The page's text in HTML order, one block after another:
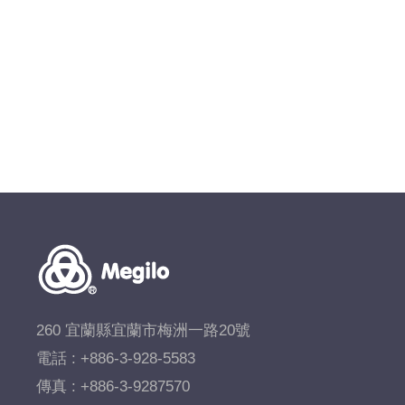
260 宜蘭縣宜蘭市梅洲一路20號
電話 : +886-3-928-5583
傳真 : +886-3-9287570